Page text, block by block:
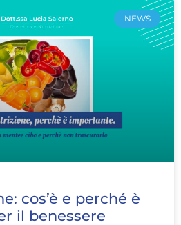
NEWS
cos’è e perché è
il benessere